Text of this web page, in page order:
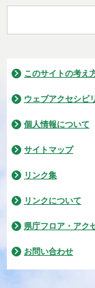
このサイトの考え
ウェブアクセシビ
個人情報について
サイトマップ
リンク集
リンクについて
県庁フロア・アク
お問い合わせ